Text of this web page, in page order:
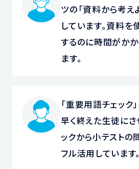
ツの「資料から考え
しています。資料
するのに時間がか
ます。
「重要用語チェック
早く終えた生徒にさ
ックから小テストの
フル活用しています。